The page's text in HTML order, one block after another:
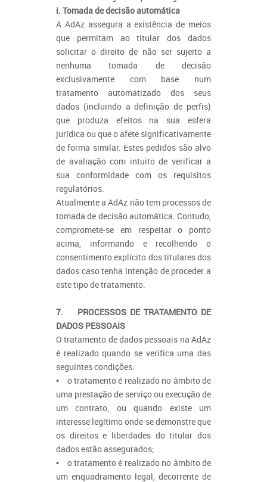
i. Tomada de decisão automática
A AdAz assegura a existência de meios
que permitam ao titular dos dados
solicitar o direito de não ser sujeito a
nenhuma tomada de decisão
exclusivamente com base num
tratamento automatizado dos seus
dados (incluindo a definição de perfis)
que produza efeitos na sua esfera
jurídica ou que o afete significativamente
de forma similar. Estes pedidos são alvo
de avaliação com intuito de verificar a
sua conformidade com os requisitos
regulatórios.
Atualmente a AdAz não tem processos de
tomada de decisão automática. Contudo,
compromete-se em respeitar o ponto
acima, informando e recolhendo o
consentimento explícito dos titulares dos
dados caso tenha intenção de proceder a
este tipo de tratamento.
7. PROCESSOS DE TRATAMENTO DE
DADOS PESSOAIS
O tratamento de dados pessoais na AdAz
é realizado quando se verifica uma das
seguintes condições:
• o tratamento é realizado no âmbito de
uma prestação de serviço ou execução de
um contrato, ou quando existe um
interesse legítimo onde se demonstre que
os direitos e liberdades do titular dos
dados estão assegurados;
• o tratamento é realizado no âmbito de
um enquadramento legal, decorrente de